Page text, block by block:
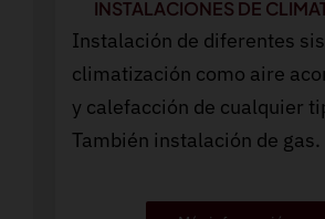
INSTALACIONES DE
Instalación de diferentes
climatización como aire
y calefacción de cualquier
También instalación de gas.